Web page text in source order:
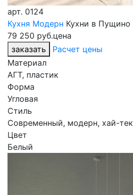
арт. 0124
Кухня Модерн Кухни в Пущино
79 250 руб.цена
заказать
Расчет цены
Материал
АГТ, пластик
Форма
Угловая
Стиль
Современный, модерн, хай-тек
Цвет
Белый